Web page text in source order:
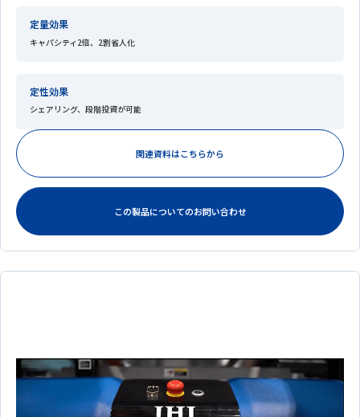
定量効果
キャパシティ2倍、2割省人化
定性効果
シェアリング、段階投資が可能
関連資料はこちらから
この製品についてのお問い合わせ